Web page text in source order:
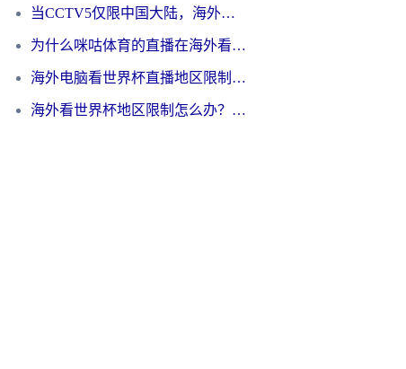
当CCTV5仅限中国大陆，海外球迷的世界杯狂欢如何继续？
为什么咪咕体育的直播在海外看不了？3步解决海外看世界杯+抖音地区限制难题
海外电脑看世界杯直播地区限制怎么办？你需要一个聪明的加速器
海外看世界杯地区限制怎么办？一篇搞定咪咕视频播放+国内资源无缝访问指南